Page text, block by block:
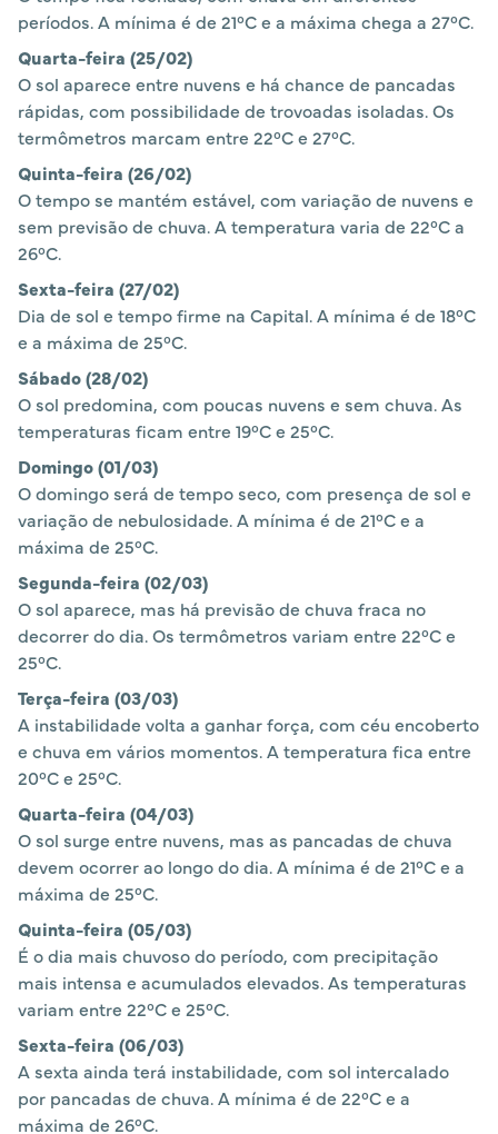
períodos. A mínima é de 21°C e a máxima chega a 27°C.
Quarta-feira (25/02)
O sol aparece entre nuvens e há chance de pancadas
rápidas, com possibilidade de trovoadas isoladas. Os
termômetros marcam entre 22°C e 27°C.
Quinta-feira (26/02)
O tempo se mantém estável, com variação de nuvens e
sem previsão de chuva. A temperatura varia de 22°C a
26°C.
Sexta-feira (27/02)
Dia de sol e tempo firme na Capital. A mínima é de 18°C
e a máxima de 25°C.
Sábado (28/02)
O sol predomina, com poucas nuvens e sem chuva. As
temperaturas ficam entre 19°C e 25°C.
Domingo (01/03)
O domingo será de tempo seco, com presença de sol e
variação de nebulosidade. A mínima é de 21°C e a
máxima de 25°C.
Segunda-feira (02/03)
O sol aparece, mas há previsão de chuva fraca no
decorrer do dia. Os termômetros variam entre 22°C e
25°C.
Terça-feira (03/03)
A instabilidade volta a ganhar força, com céu encoberto
e chuva em vários momentos. A temperatura fica entre
20°C e 25°C.
Quarta-feira (04/03)
O sol surge entre nuvens, mas as pancadas de chuva
devem ocorrer ao longo do dia. A mínima é de 21°C e a
máxima de 25°C.
Quinta-feira (05/03)
É o dia mais chuvoso do período, com precipitação
mais intensa e acumulados elevados. As temperaturas
variam entre 22°C e 25°C.
Sexta-feira (06/03)
A sexta ainda terá instabilidade, com sol intercalado
por pancadas de chuva. A mínima é de 22°C e a
máxima de 26°C.